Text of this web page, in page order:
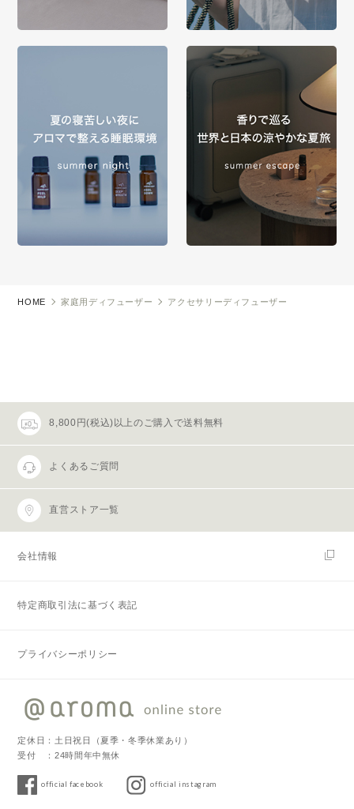
HOME 家庭用ディフューザー アクセサリーディフューザー
8,800円(税込)以上のご購入で送料無料
よくあるご質問
直営ストア一覧
会社情報
特定商取引法に基づく表記
プライバシーポリシー
定休日：土日祝日（夏季・冬季休業あり）
受付 ：24時間年中無休
official facebook official instagram